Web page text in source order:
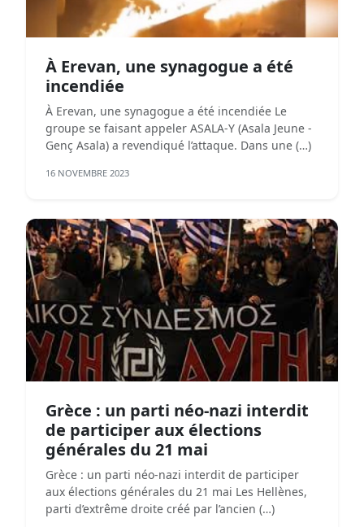
À Erevan, une synagogue a été
incendiée
À Erevan, une synagogue a été incendiée Le
groupe se faisant appeler ASALA-Y (Asala Jeune -
Genç Asala) a revendiqué l’attaque. Dans une (…)
16 NOVEMBRE 2023
Grèce : un parti néo-nazi interdit
de participer aux élections
générales du 21 mai
Grèce : un parti néo-nazi interdit de participer
aux élections générales du 21 mai Les Hellènes,
parti d’extrême droite créé par l’ancien (…)